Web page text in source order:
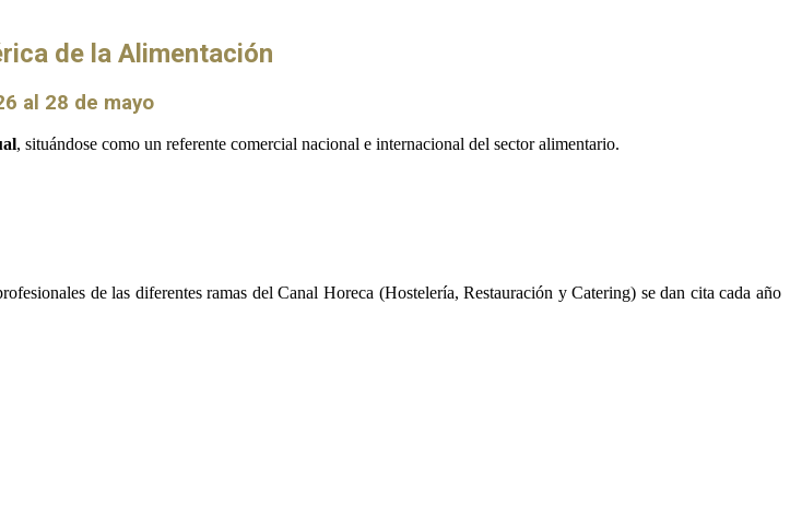
de la Alimentación
al 28 de mayo
, situándose como un referente comercial nacional e internacional del sector alimentario.
de las diferentes ramas del Canal Horeca (Hostelería, Restauración y Catering) se dan cita cada año